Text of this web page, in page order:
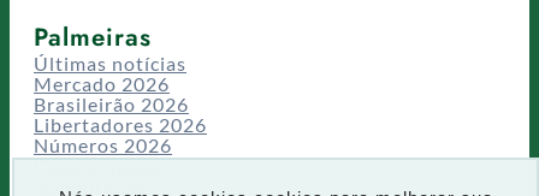
Palmeiras
Últimas notícias
Mercado 2026
Brasileirão 2026
Libertadores 2026
Números 2026
Campeonatos